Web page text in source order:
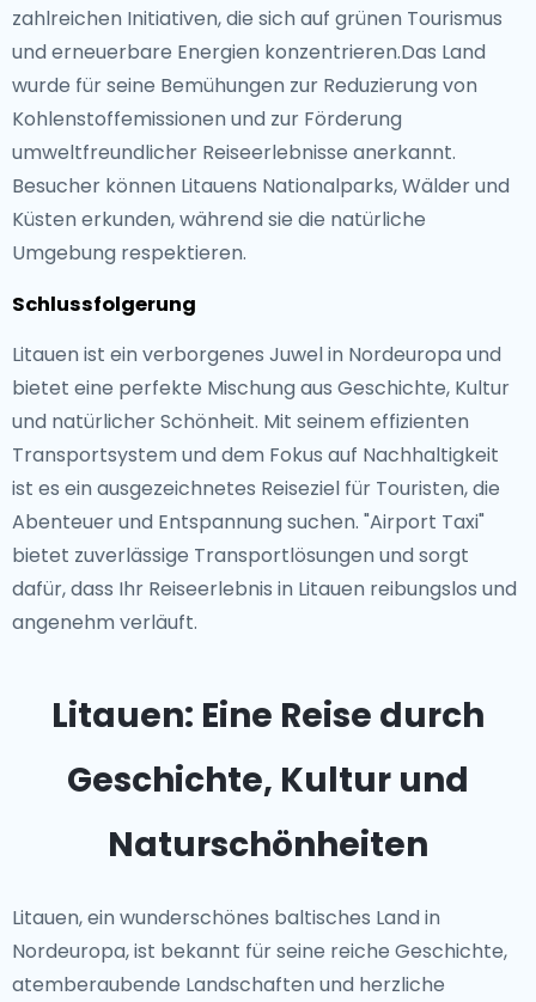
zahlreichen Initiativen, die sich auf grünen Tourismus
und erneuerbare Energien konzentrieren.Das Land
wurde für seine Bemühungen zur Reduzierung von
Kohlenstoffemissionen und zur Förderung
umweltfreundlicher Reiseerlebnisse anerkannt.
Besucher können Litauens Nationalparks, Wälder und
Küsten erkunden, während sie die natürliche
Umgebung respektieren.
Schlussfolgerung
Litauen ist ein verborgenes Juwel in Nordeuropa und
bietet eine perfekte Mischung aus Geschichte, Kultur
und natürlicher Schönheit. Mit seinem effizienten
Transportsystem und dem Fokus auf Nachhaltigkeit
ist es ein ausgezeichnetes Reiseziel für Touristen, die
Abenteuer und Entspannung suchen. "Airport Taxi"
bietet zuverlässige Transportlösungen und sorgt
dafür, dass Ihr Reiseerlebnis in Litauen reibungslos und
angenehm verläuft.
Litauen: Eine Reise durch
Geschichte, Kultur und
Naturschönheiten
Litauen, ein wunderschönes baltisches Land in
Nordeuropa, ist bekannt für seine reiche Geschichte,
atemberaubende Landschaften und herzliche